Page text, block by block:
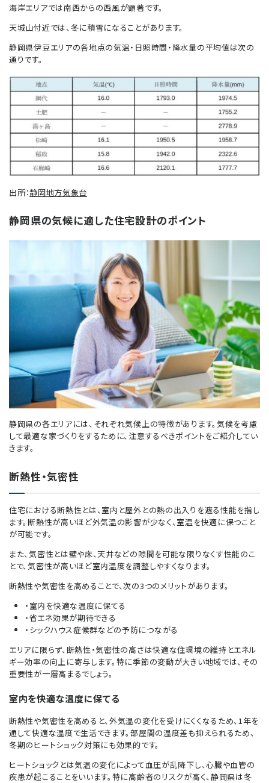
海岸エリアでは南西からの西風が顕著です。
天城山付近では、冬に積雪になることがあります。
静岡県伊豆エリアの各地点の気温・日照時間・降水量の平均値は次の
通りです。
出所：静岡地方気象台
静岡県の気候に適した住宅設計のポイント
静岡県の各エリアには、それぞれ気候上の特徴があります。気候を考慮
して最適な家づくりをするために、注意するべきポイントをご紹介してい
きます。
断熱性・気密性
住宅における断熱性とは、室内と屋外との熱の出入りを遮る性能を指し
ます。断熱性が高いほど外気温の影響が少なく、室温を快適に保つこと
が可能です。
また、気密性とは壁や床、天井などの隙間を可能な限りなくす性能のこ
とで、気密性が高いほど室内温度を調整しやすくなります。
断熱性や気密性を高めることで、次の3つのメリットがあります。
・室内を快適な温度に保てる
・省エネ効果が期待できる
・シックハウス症候群などの予防につながる
エリアに限らず、断熱性・気密性の高さは快適な住環境の維持とエネル
ギー効率の向上に寄与します。特に季節の変動が大きい地域では、その
重要性が一層高まるでしょう。
室内を快適な温度に保てる
断熱性や気密性を高めると、外気温の変化を受けにくくなるため、1年を
通して快適な温度で生活できます。部屋間の温度差も抑えられるため、
冬期のヒートショック対策にも効果的です。
ヒートショックとは気温の変化によって血圧が乱降下し、心臓や血管の
疾患が起こることをいいます。特に高齢者のリスクが高く、静岡県は冬